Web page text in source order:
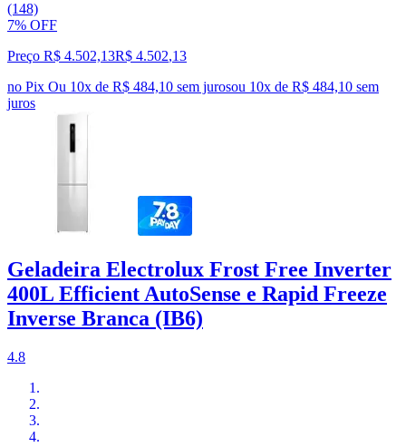
(148)
7% OFF
Preço R$ 4.502,13R$ 4.502,13
no Pix Ou 10x de R$ 484,10 sem jurosou 10x de R$ 484,10 sem
juros
Geladeira Electrolux Frost Free Inverter
400L Efficient AutoSense e Rapid Freeze
Inverse Branca (IB6)
4.8